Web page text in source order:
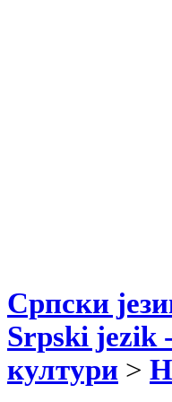
Српски
Srpski jezik
култури >